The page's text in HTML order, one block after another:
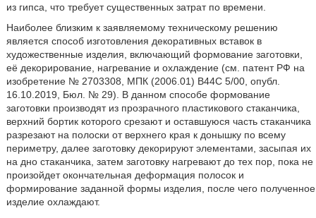
из гипса, что требует существенных затрат по времени.
Наиболее близким к заявляемому техническому решению
является способ изготовления декоративных вставок в
художественные изделия, включающий формование заготовки,
её декорирование, нагревание и охлаждение (см. патент РФ на
изобретение № 2703308, МПК (2006.01) B44C 5/00, опубл.
16.10.2019, Бюл. № 29). В данном способе формование
заготовки производят из прозрачного пластикового стаканчика,
верхний бортик которого срезают и оставшуюся часть стаканчика
разрезают на полоски от верхнего края к донышку по всему
периметру, далее заготовку декорируют элементами, засыпая их
на дно стаканчика, затем заготовку нагревают до тех пор, пока не
произойдет окончательная деформация полосок и
формирование заданной формы изделия, после чего полученное
изделие охлаждают.